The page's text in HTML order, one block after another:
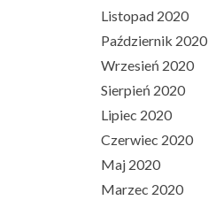
Listopad 2020
Październik 2020
Wrzesień 2020
Sierpień 2020
Lipiec 2020
Czerwiec 2020
Maj 2020
Marzec 2020